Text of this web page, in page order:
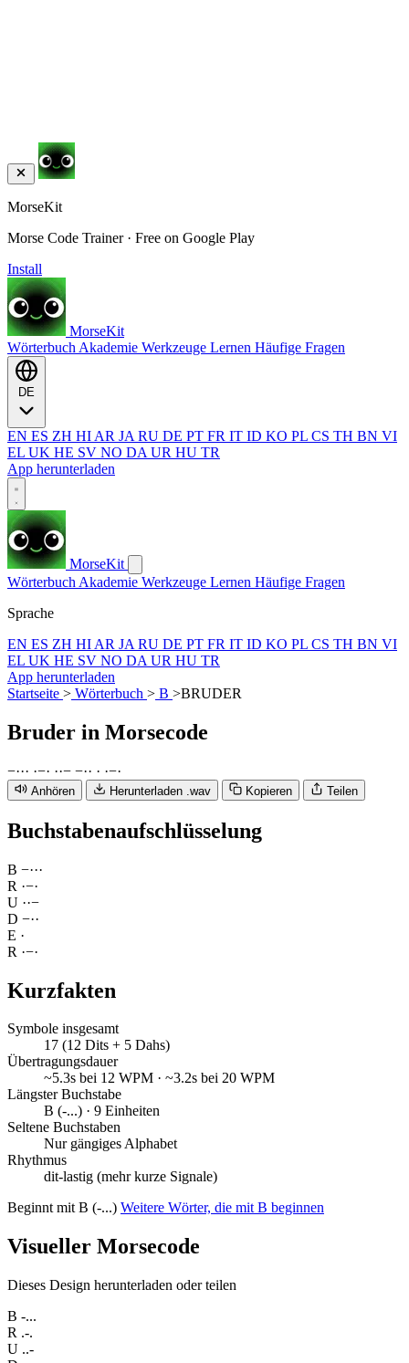
MorseKit
Morse Code Trainer · Free on Google Play
Install
MorseKit
Wörterbuch Akademie Werkzeuge Lernen Häufige Fragen
EN ES ZH HI AR JA RU DE PT FR IT ID KO PL CS TH BN VI
EL UK HE SV NO DA UR HU TR
App herunterladen
MorseKit
Wörterbuch Akademie Werkzeuge Lernen Häufige Fragen
Sprache
EN ES ZH HI AR JA RU DE PT FR IT ID KO PL CS TH BN VI
EL UK HE SV NO DA UR HU TR
App herunterladen
Startseite > Wörterbuch > B >BRUDER
Bruder in Morsecode
−··· ·−· ··− −·· · ·−·
Anhören Herunterladen .wav Kopieren Teilen
Buchstabenaufschlüsselung
B −···
R ·−·
U ··−
D −··
E ·
R ·−·
Kurzfakten
Symbole insgesamt
17 (12 Dits + 5 Dahs)
Übertragungsdauer
~5.3s bei 12 WPM · ~3.2s bei 20 WPM
Längster Buchstabe
B (-...) · 9 Einheiten
Seltene Buchstaben
Nur gängiges Alphabet
Rhythmus
dit-lastig (mehr kurze Signale)
Beginnt mit B (-...) Weitere Wörter, die mit B beginnen
Visueller Morsecode
Dieses Design herunterladen oder teilen
B -...
R .-.
U ..-